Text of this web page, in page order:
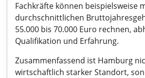
Fachkräfte können beispielsweise
durchschnittlichen
55.000 bis 70.000 Euro rechnen,
Qualifikation und Erfahrung.
Zusammenfassend ist Hamburg
wirtschaftlich starker Standort,